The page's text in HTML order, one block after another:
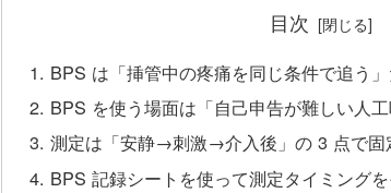
目次
BPS は「挿管中の疼痛を同じ条件で追う
BPS を使う場面は「自己申告が難しい人
測定は「安静→刺激→介入後」の 3 点で固
BPS 記録シートを使って測定タイミング